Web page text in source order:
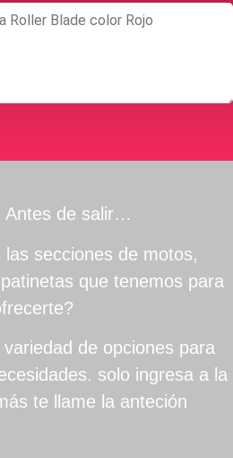
Antes de salir…
secciones de motos,
que tenemos para
de opciones para
solo ingresa a la
te llame la anteción